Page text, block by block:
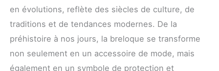
en évolutions, reflète des siècles de culture, de
traditions et de tendances modernes. De la
préhistoire à nos jours, la breloque se transforme
non seulement en un accessoire de mode, mais
également en un symbole de protection et